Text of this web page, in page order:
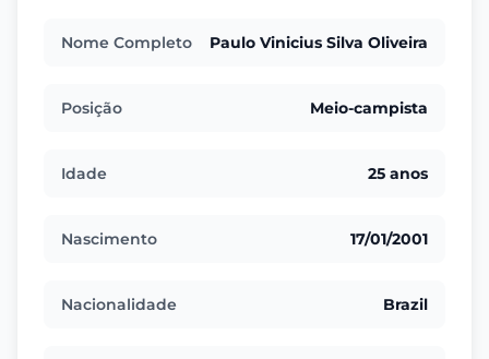
Nome Completo Paulo Vinicius Silva Oliveira
Posição Meio-campista
Idade 25 anos
Nascimento 17/01/2001
Nacionalidade Brazil